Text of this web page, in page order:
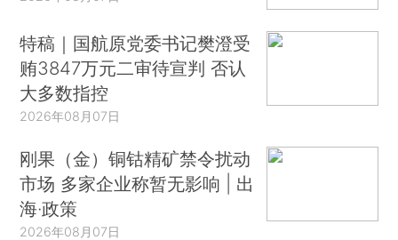
特稿｜国航原党委书记樊澄受
贿3847万元二审待宣判 否认
大多数指控
2026年08月07日
刚果（金）铜钴精矿禁令扰动
市场 多家企业称暂无影响 | 出
海·政策
2026年08月07日